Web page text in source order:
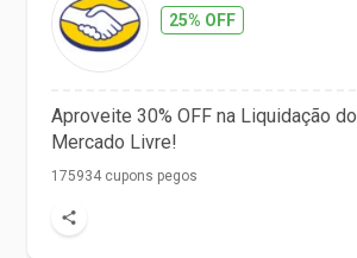
25% OFF
Aproveite 30% OFF na Liquidação do
Mercado Livre!
175934 cupons pegos